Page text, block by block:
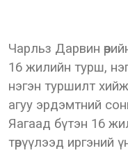
Чарльз Дарвин
16 жилийн турш,
нэгэн туршилт
агуу эрдэмтний
Яагаад бүтэн 16
төрүүлээд иргэний